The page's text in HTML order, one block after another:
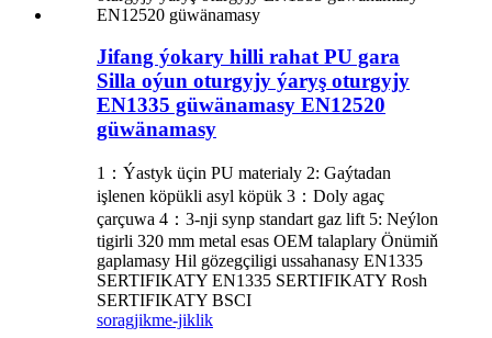
Jifang ýokary hilli rahat PU gara
Silla oýun oturgyjy ýaryş oturgyjy
EN1335 güwänamasy EN12520
güwänamasy
1：Ýastyk üçin PU materialy 2: Gaýtadan
işlenen köpükli asyl köpük 3：Doly agaç
çarçuwa 4：3-nji synp standart gaz lift 5: Neýlon
tigirli 320 mm metal esas OEM talaplary Önümiň
gaplamasy Hil gözegçiligi ussahanasy EN1335
SERTIFIKATY EN1335 SERTIFIKATY Rosh
SERTIFIKATY BSCI
soragjikme-jiklik